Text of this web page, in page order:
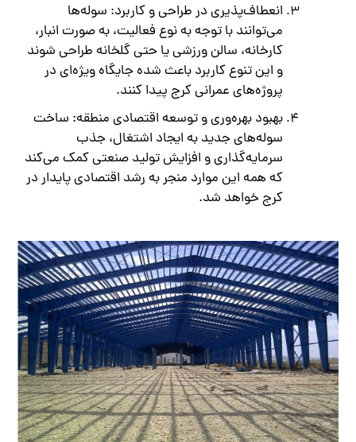
انعطاف‌پذیری در طراحی و کاربرد: سوله‌ها
می‌توانند با توجه به نوع فعالیت، به صورت انبار،
کارخانه، سالن ورزشی یا حتی گلخانه طراحی شوند
و این تنوع کاربرد باعث شده جایگاه ویژه‌ای در
پروژه‌های عمرانی کرج پیدا کنند.
بهبود بهره‌وری و توسعه اقتصادی منطقه: ساخت
سوله‌های جدید به ایجاد اشتغال، جذب
سرمایه‌گذاری و افزایش تولید صنعتی کمک می‌کند
که همه این موارد منجر به رشد اقتصادی پایدار در
کرج خواهد شد.